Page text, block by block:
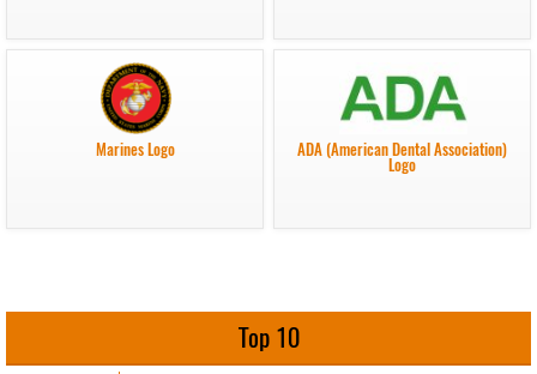
Marines Logo ADA (American Dental Association)
Logo
Top 10